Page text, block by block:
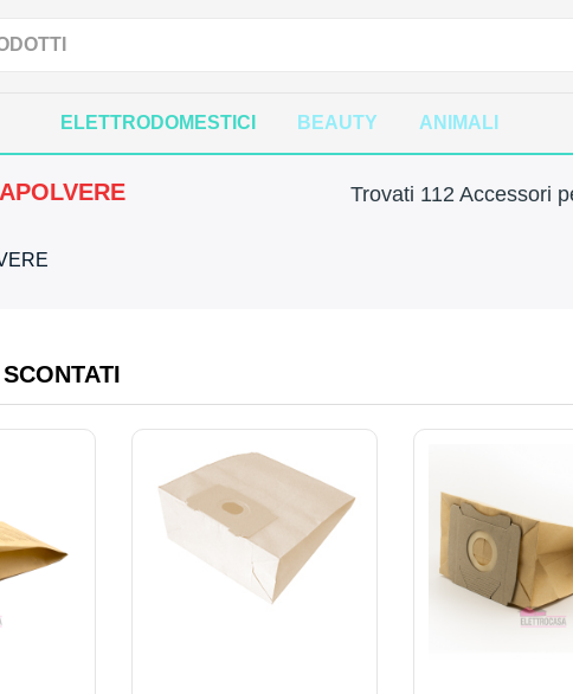
ELETTRODOMESTICI BEAUTY ANIMALI
Trovati 112 Accessori